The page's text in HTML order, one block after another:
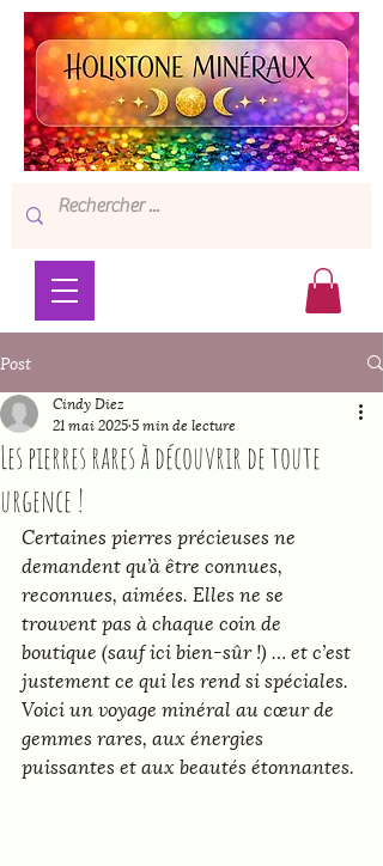
Post
Les pierres rares à découvrir de toute
urgence !
Cindy Diez
21 mai 20255 min de lecture
Certaines pierres précieuses ne
demandent qu’à être connues,
reconnues, aimées. Elles ne se
trouvent pas à chaque coin de
boutique (sauf ici bien-sûr !) … et c’est
justement ce qui les rend si spéciales.
Voici un voyage minéral au cœur de
gemmes rares, aux énergies
puissantes et aux beautés étonnantes.